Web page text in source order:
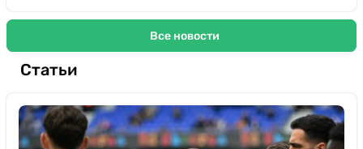
Все новости
Статьи